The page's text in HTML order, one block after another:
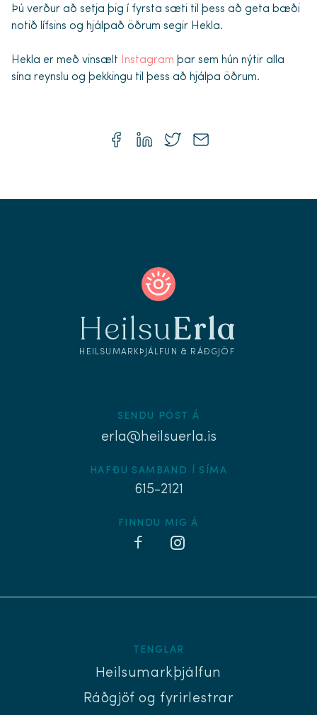
Þú verður að setja þig í fyrsta sæti til þess að geta bæði
notið lífsins og hjálpað öðrum segir Hekla.
Hekla er með vinsælt Instagram þar sem hún nýtir alla
sína reynslu og þekkingu til þess að hjálpa öðrum.
HeilsuErla
HEILSUMARKÞJÁLFUN & RÁÐGJÖF
SENDU PÓST Á
erla@heilsuerla.is
HAFÐU SAMBAND Í SÍMA
615-2121
FINNDU MIG Á
TENGLAR
Heilsumarkþjálfun
Ráðgjöf og fyrirlestrar